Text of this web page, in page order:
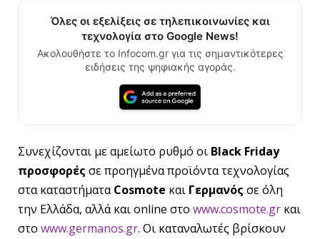
Όλες οι εξελίξεις σε τηλεπικοινωνίες και
τεχνολογία στο Google News!
Ακολουθήστε το Infocom.gr για τις σημαντικότερες
ειδήσεις της ψηφιακής αγοράς.
Συνεχίζονται με αμείωτο ρυθμό οι Black Friday
προσφορές σε προηγμένα προϊόντα τεχνολογίας
στα καταστήματαCosmote και Γερμανός σε όλη
την Ελλάδα, αλλά και online στο www.cosmote.gr και
στο www.germanos.gr. Οι καταναλωτές βρίσκουν